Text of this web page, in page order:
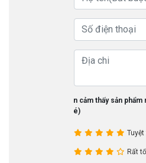
Bạn cảm thấy sản
nhé)
Tuyệt
Rất